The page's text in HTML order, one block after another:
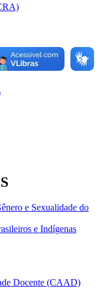
e Sexualidade do
e Indígenas
Docente (CAAD)